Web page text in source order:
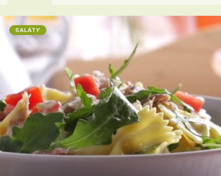
SALÁTY